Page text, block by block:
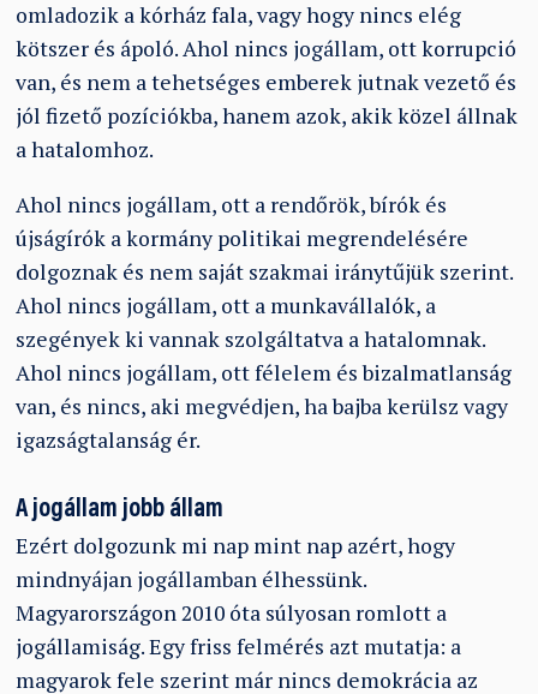
omladozik a kórház fala, vagy hogy nincs elég
kötszer és ápoló. Ahol nincs jogállam, ott korrupció
van, és nem a tehetséges emberek jutnak vezető és
jól fizető pozíciókba, hanem azok, akik közel állnak
a hatalomhoz.
Ahol nincs jogállam, ott a rendőrök, bírók és
újságírók a kormány politikai megrendelésére
dolgoznak és nem saját szakmai iránytűjük szerint.
Ahol nincs jogállam, ott a munkavállalók, a
szegények ki vannak szolgáltatva a hatalomnak.
Ahol nincs jogállam, ott félelem és bizalmatlanság
van, és nincs, aki megvédjen, ha bajba kerülsz vagy
igazságtalanság ér.
A jogállam jobb állam
Ezért dolgozunk mi nap mint nap azért, hogy
mindnyájan jogállamban élhessünk.
Magyarországon 2010 óta súlyosan romlott a
jogállamiság. Egy friss felmérés azt mutatja: a
magyarok fele szerint már nincs demokrácia az